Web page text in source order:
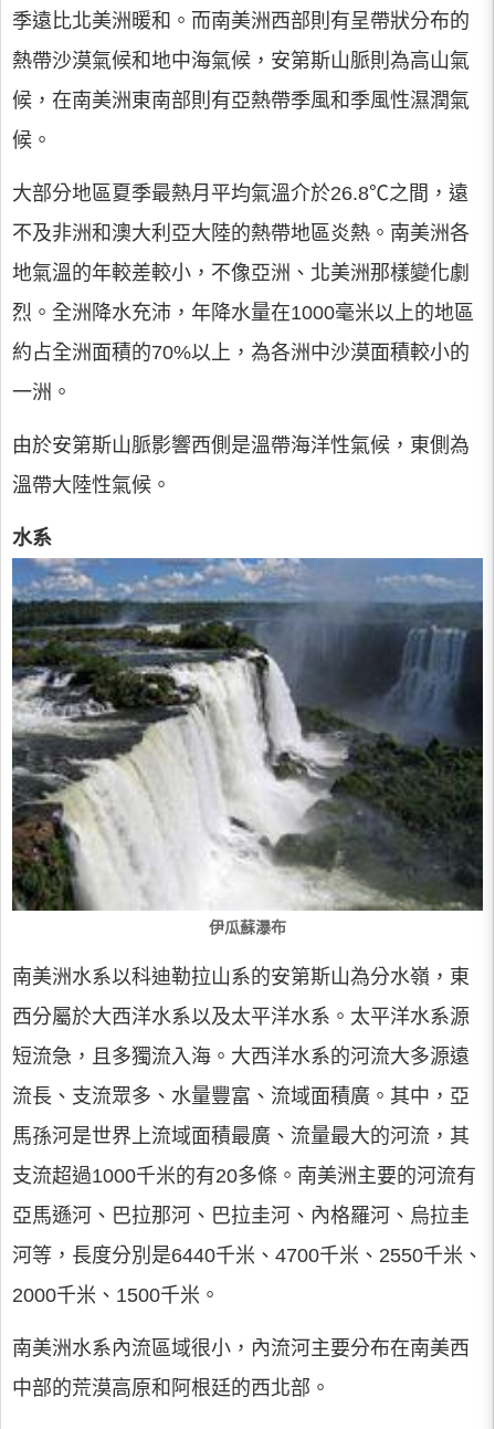
季遠比北美洲暖和。而南美洲西部則有呈帶狀分布的
熱帶沙漠氣候和地中海氣候，安第斯山脈則為高山氣
候，在南美洲東南部則有亞熱帶季風和季風性濕潤氣
候。
大部分地區夏季最熱月平均氣溫介於26.8℃之間，遠
不及非洲和澳大利亞大陸的熱帶地區炎熱。南美洲各
地氣溫的年較差較小，不像亞洲、北美洲那樣變化劇
烈。全洲降水充沛，年降水量在1000毫米以上的地區
約占全洲面積的70%以上，為各洲中沙漠面積較小的
一洲。
由於安第斯山脈影響西側是溫帶海洋性氣候，東側為
溫帶大陸性氣候。
水系
伊瓜蘇瀑布
南美洲水系以科迪勒拉山系的安第斯山為分水嶺，東
西分屬於大西洋水系以及太平洋水系。太平洋水系源
短流急，且多獨流入海。大西洋水系的河流大多源遠
流長、支流眾多、水量豐富、流域面積廣。其中，亞
馬孫河是世界上流域面積最廣、流量最大的河流，其
支流超過1000千米的有20多條。南美洲主要的河流有
亞馬遜河、巴拉那河、巴拉圭河、內格羅河、烏拉圭
河等，長度分別是6440千米、4700千米、2550千米、
2000千米、1500千米。
南美洲水系內流區域很小，內流河主要分布在南美西
中部的荒漠高原和阿根廷的西北部。